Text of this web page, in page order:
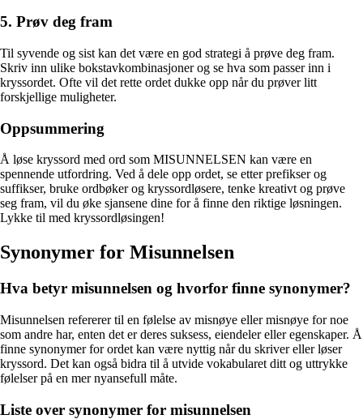
5. Prøv deg fram
Til syvende og sist kan det være en god strategi å prøve deg fram.
Skriv inn ulike bokstavkombinasjoner og se hva som passer inn i
kryssordet. Ofte vil det rette ordet dukke opp når du prøver litt
forskjellige muligheter.
Oppsummering
Å løse kryssord med ord som MISUNNELSEN kan være en
spennende utfordring. Ved å dele opp ordet, se etter prefikser og
suffikser, bruke ordbøker og kryssordløsere, tenke kreativt og prøve
seg fram, vil du øke sjansene dine for å finne den riktige løsningen.
Lykke til med kryssordløsingen!
Synonymer for Misunnelsen
Hva betyr misunnelsen og hvorfor finne synonymer?
Misunnelsen refererer til en følelse av misnøye eller misnøye for noe
som andre har, enten det er deres suksess, eiendeler eller egenskaper. Å
finne synonymer for ordet kan være nyttig når du skriver eller løser
kryssord. Det kan også bidra til å utvide vokabularet ditt og uttrykke
følelser på en mer nyansefull måte.
Liste over synonymer for misunnelsen